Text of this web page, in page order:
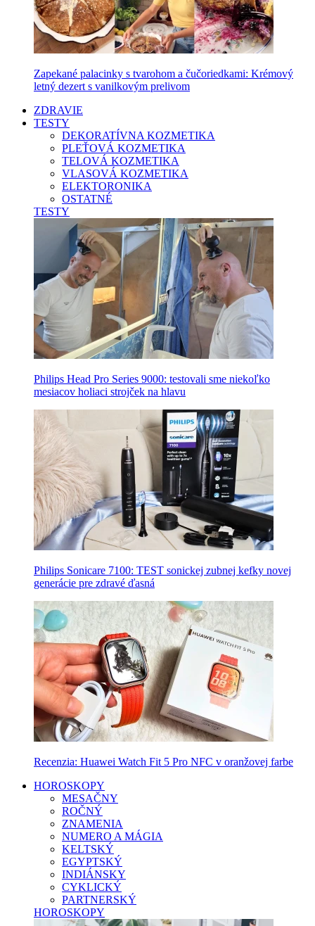
Zapekané palacinky s tvarohom a čučoriedkami: Krémový
letný dezert s vanilkovým prelivom
ZDRAVIE
TESTY
DEKORATÍVNA KOZMETIKA
PLEŤOVÁ KOZMETIKA
TELOVÁ KOZMETIKA
VLASOVÁ KOZMETIKA
ELEKTORONIKA
OSTATNÉ
TESTY
Philips Head Pro Series 9000: testovali sme niekoľko
mesiacov holiaci strojček na hlavu
Philips Sonicare 7100: TEST sonickej zubnej kefky novej
generácie pre zdravé ďasná
Recenzia: Huawei Watch Fit 5 Pro NFC v oranžovej farbe
HOROSKOPY
MESAČNY
ROČNÝ
ZNAMENIA
NUMERO A MÁGIA
KELTSKÝ
EGYPTSKÝ
INDIÁNSKY
CYKLICKÝ
PARTNERSKÝ
HOROSKOPY